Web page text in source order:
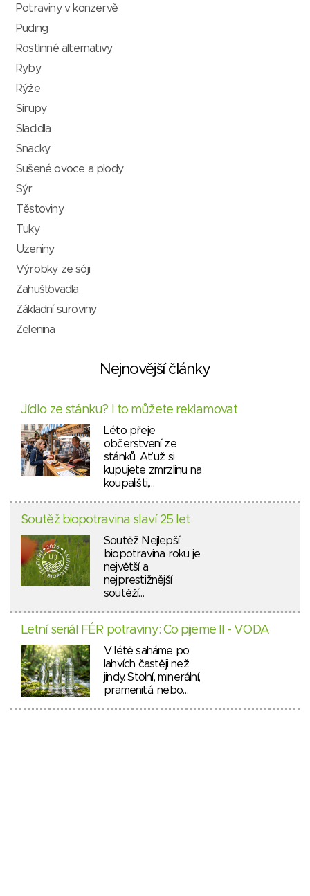
Potraviny v konzervě
Puding
Rostlinné alternativy
Ryby
Rýže
Sirupy
Sladidla
Snacky
Sušené ovoce a plody
Sýr
Těstoviny
Tuky
Uzeniny
Výrobky ze sóji
Zahušťovadla
Základní suroviny
Zelenina
Nejnovější články
Jídlo ze stánku? I to můžete reklamovat
Léto přeje
občerstvení ze
stánků. Ať už si
kupujete zmrzlinu na
koupališti,…
Soutěž biopotravina slaví 25 let
Soutěž Nejlepší
biopotravina roku je
největší a
nejprestižnější
soutěží…
Letní seriál FÉR potraviny: Co pijeme II - VODA
V létě saháme po
lahvích častěji než
jindy. Stolní, minerální,
pramenitá, nebo…